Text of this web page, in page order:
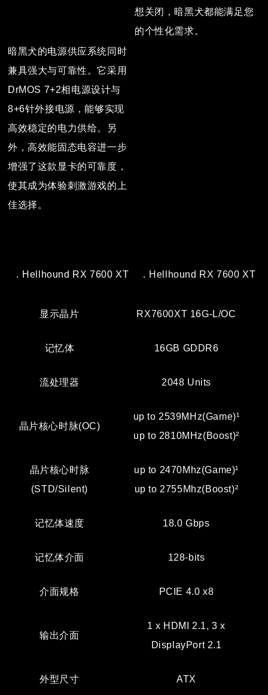
想关闭，暗黑犬都能满足您
的个性化需求。
暗黑犬的电源供应系统同时
兼具强大与可靠性。它采用
DrMOS 7+2相电源设计与
8+6针外接电源，能够实现
高效稳定的电力供给。另
外，高效能固态电容进一步
增强了这款显卡的可靠度，
使其成为体验刺激游戏的上
佳选择。
．Hellhound RX 7600 XT ．Hellhound RX 7600 XT
显示晶片 RX7600XT 16G-L/OC
记忆体 16GB GDDR6
流处理器 2048 Units
晶片核心时脉(OC)
up to 2539MHz(Game)¹
up to 2810MHz(Boost)²
晶片核心时脉
(STD/Silent)
up to 2470Mhz(Game)¹
up to 2755Mhz(Boost)²
记忆体速度 18.0 Gbps
记忆体介面 128-bits
介面规格 PCIE 4.0 x8
输出介面
1 x HDMI 2.1, 3 x
DisplayPort 2.1
外型尺寸 ATX